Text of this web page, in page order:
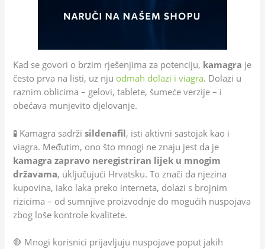
Kad se govori o brzim rješenjima za potenciju, kamagra je
često prva na listi, uz nju odmah dolazi i viagra. Dolazi u
raznim oblicima – gelovi, tablete, šumeće verzije – i
obećava munjevito djelovanje.
🧪 Kamagra sadržisildenafil, isti aktivni sastojak kao i
viagra. Međutim, ono što mnogi ne znaju jest da je
kamagra zapravo neregistriran lijek u mnogim
državama, uključujući Hrvatsku. To znači da njezina
kupovina, iako laka preko interneta, dolazi s brojnim
rizicima – od sumnjive proizvodnje do mogućih nuspojava
zbog loše kontrole kvalitete.
🛑 Mnogi korisnici prijavljuju nuspojave poput jakih